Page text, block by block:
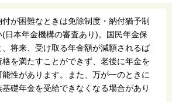
が困難なときは免除制度・納付猶予制
(日本年金機構の審査あり)。国民年金保
将来、受け取る年金額が減額されるば
を満たすことができず、老後に年金を
性があります。また、万が一のときに
礎年金を受給できなくなる場合があり